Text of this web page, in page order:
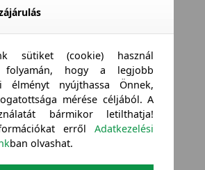
sütiket (cookie) használ
folyamán, hogy a legjobb
élményt nyújthassa Önnek,
mérése céljából. A
bármikor letilthatja!
errőlAdatkezelési
ban olvashat.